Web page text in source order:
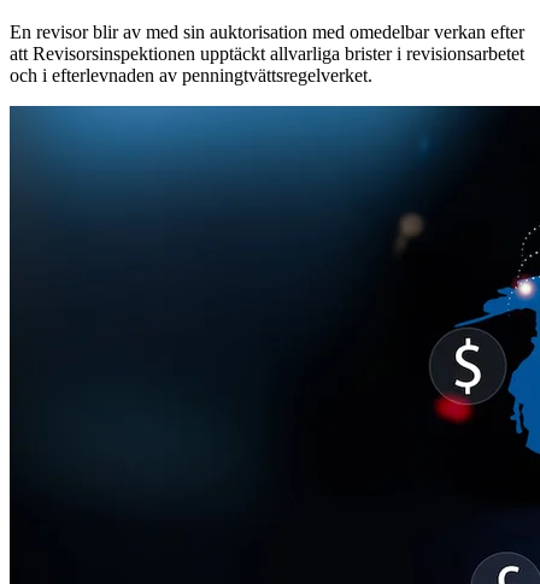
En revisor blir av med sin auktorisation med omedelbar verkan efter
att Revisorsinspektionen upptäckt allvarliga brister i revisionsarbetet
och i efterlevnaden av penningtvättsregelverket.